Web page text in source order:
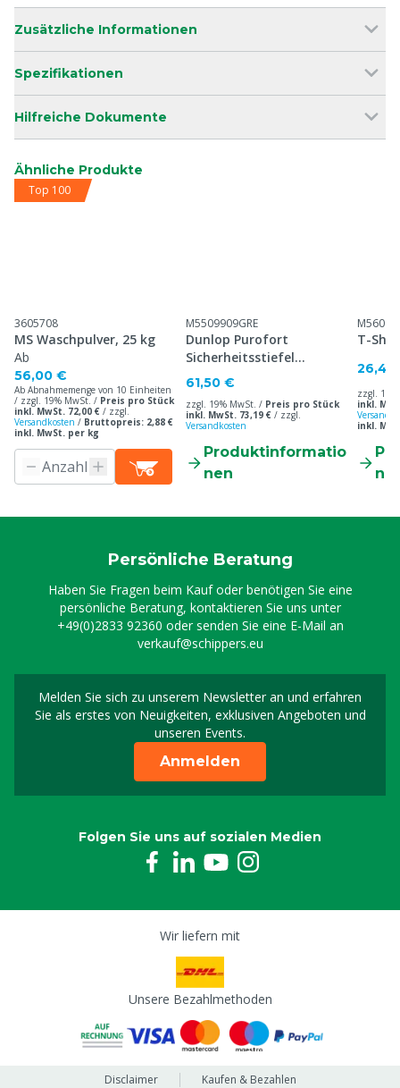
Zusätzliche Informationen
Spezifikationen
Hilfreiche Dokumente
Ähnliche Produkte
Top 100
3605708
MS Waschpulver, 25 kg
Ab
56,00 €
Ab Abnahmemenge von 10 Einheiten
/ zzgl. 19% MwSt. / Preis pro Stück
inkl. MwSt. 72,00 € / zzgl.
Versandkosten / Bruttopreis: 2,88 €
inkl. MwSt. per kg
M5509909GRE
Dunlop Purofort
Sicherheitsstiefel
Professionell
61,50 €
zzgl. 19% MwSt. / Preis pro Stück
inkl. MwSt. 73,19 € / zzgl.
Versandkosten
Produktinformatio
nen
T-
26,40
zzgl.
inkl.
inkl.
Persönliche Beratung
Haben Sie Fragen beim Kauf oder benötigen Sie eine
persönliche Beratung, kontaktieren Sie uns unter
+49(0)2833 92360 oder senden Sie eine E-Mail an
verkauf@schippers.eu
Melden Sie sich zu unserem Newsletter an und erfahren
Sie als erstes von Neuigkeiten, exklusiven Angeboten und
unseren Events.
Melden Sie sich für
Anmelden
Folgen Sie uns auf sozialen Medien
Wir liefern mit
Unsere Bezahlmethoden
Disclaimer Kaufen & Bezahlen